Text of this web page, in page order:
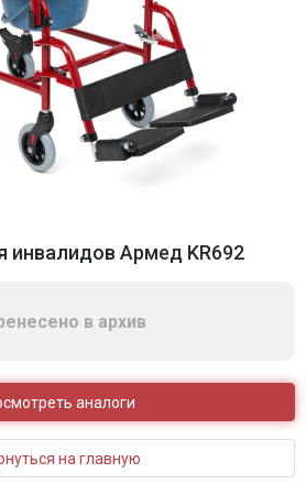
инвалидов Армед KR692
в архив
аналоги
на главную